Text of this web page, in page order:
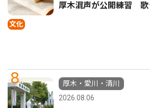
文化
厚木混声が公開練習 歌
8
厚木・愛川・清川
2026.08.06